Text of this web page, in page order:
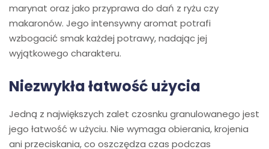
marynat oraz jako przyprawa do dań z ryżu czy
makaronów. Jego intensywny aromat potrafi
wzbogacić smak każdej potrawy, nadając jej
wyjątkowego charakteru.
Niezwykła łatwość użycia
Jedną z największych zalet czosnku granulowanego jest
jego łatwość w użyciu. Nie wymaga obierania, krojenia
ani przeciskania, co oszczędza czas podczas